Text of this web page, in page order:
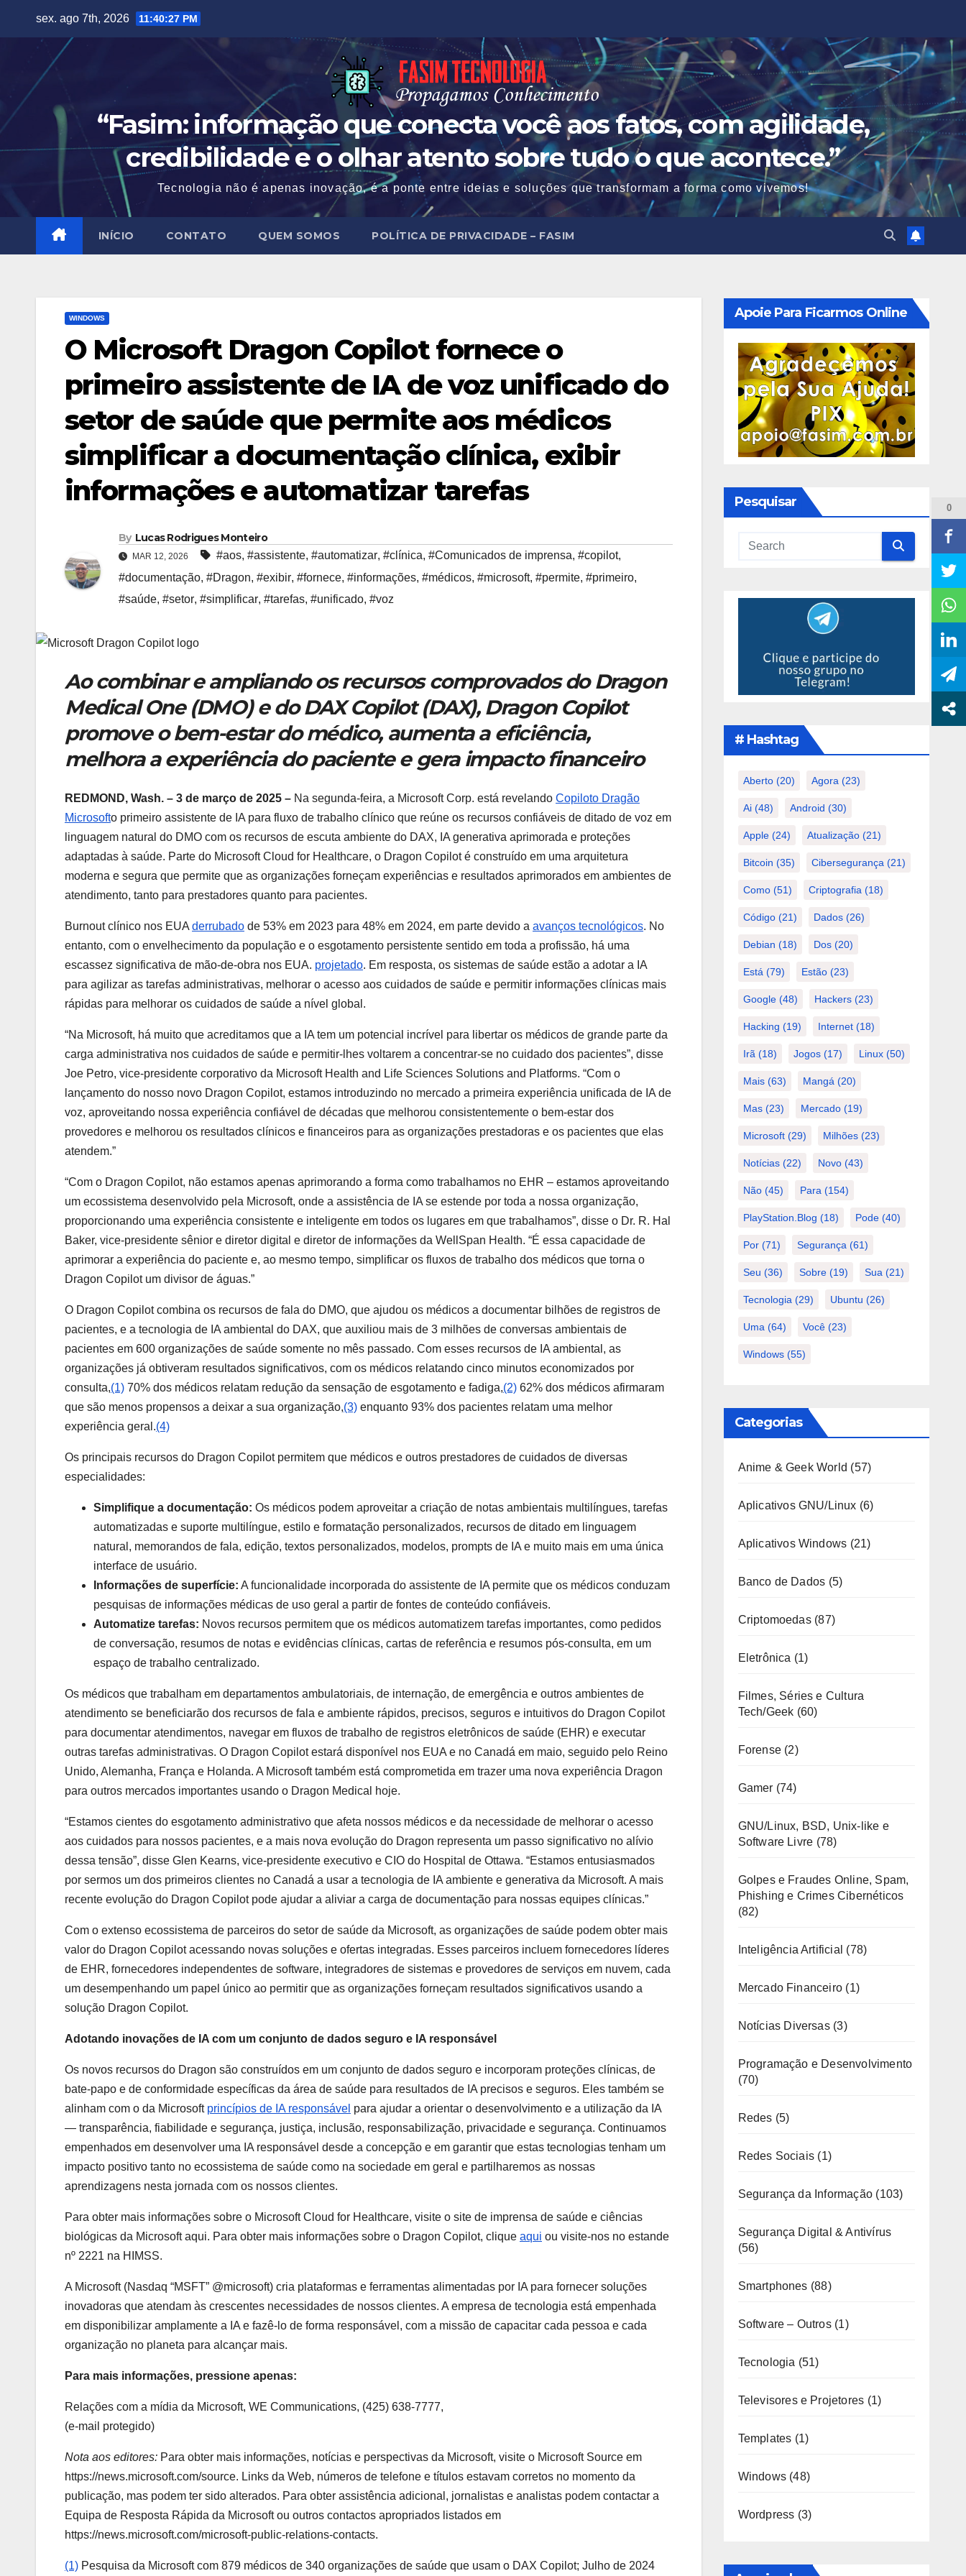
sex. ago 7th, 2026 11:40:28 PM
“Fasim: informação que conecta você aos fatos, com agilidade,
credibilidade e o olhar atento sobre tudo o que acontece.”
Tecnologia não é apenas inovação, é a ponte entre ideias e soluções que transformam a forma como vivemos!
INÍCIO CONTATO QUEM SOMOS POLÍTICA DE PRIVACIDADE – FASIM
WINDOWS
O Microsoft Dragon Copilot fornece o
primeiro assistente de IA de voz unificado do
setor de saúde que permite aos médicos
simplificar a documentação clínica, exibir
informações e automatizar tarefas
By Lucas Rodrigues Monteiro
MAR 12, 2026 #aos, #assistente, #automatizar, #clínica, #Comunicados de imprensa, #copilot,
#documentação, #Dragon, #exibir, #fornece, #informações, #médicos, #microsoft, #permite, #primeiro,
#saúde, #setor, #simplificar, #tarefas, #unificado, #voz
Ao combinare ampliando os recursos comprovados do Dragon
Medical One (DMO) e do DAX Copilot (DAX),Dragon Copilot
promove o bem-estar do médico, aumenta a eficiência,
melhora a experiência do paciente e gera impacto financeiro
REDMOND, Wash. – 3 de março de 2025 – Na segunda-feira, a Microsoft Corp. está revelando Copiloto Dragão
Microsofto primeiro assistente de IA para fluxo de trabalho clínico que reúne os recursos confiáveis ​​de ditado de voz em
linguagem natural do DMO com os recursos de escuta ambiente do DAX, IA generativa aprimorada e proteções
adaptadas à saúde. Parte do Microsoft Cloud for Healthcare, o Dragon Copilot é construído em uma arquitetura
moderna e segura que permite que as organizações forneçam experiências e resultados aprimorados em ambientes de
atendimento, tanto para prestadores quanto para pacientes.
Burnout clínico nos EUA derrubado de 53% em 2023 para 48% em 2024, em parte devido a avanços tecnológicos. No
entanto, com o envelhecimento da população e o esgotamento persistente sentido em toda a profissão, há uma
escassez significativa de mão-de-obra nos EUA. projetado. Em resposta, os sistemas de saúde estão a adotar a IA
para agilizar as tarefas administrativas, melhorar o acesso aos cuidados de saúde e permitir informações clínicas mais
rápidas para melhorar os cuidados de saúde a nível global.
“Na Microsoft, há muito que acreditamos que a IA tem um potencial incrível para libertar os médicos de grande parte da
carga administrativa nos cuidados de saúde e permitir-lhes voltarem a concentrar-se no cuidado dos pacientes”, disse
Joe Petro, vice-presidente corporativo da Microsoft Health and Life Sciences Solutions and Platforms. “Com o
lançamento do nosso novo Dragon Copilot, estamos introduzindo no mercado a primeira experiência unificada de IA de
voz, aproveitando nossa experiência confiável de décadas que melhorou consistentemente o bem-estar dos
provedores e melhorou os resultados clínicos e financeiros para as organizações prestadoras e os pacientes que elas
atendem.”
“Com o Dragon Copilot, não estamos apenas aprimorando a forma como trabalhamos no EHR – estamos aproveitando
um ecossistema desenvolvido pela Microsoft, onde a assistência de IA se estende por toda a nossa organização,
proporcionando uma experiência consistente e inteligente em todos os lugares em que trabalhamos”, disse o Dr. R. Hal
Baker, vice-presidente sênior e diretor digital e diretor de informações da WellSpan Health. “É essa capacidade de
aprimorar a experiência do paciente e, ao mesmo tempo, simplificar os fluxos de trabalho dos médicos que torna o
Dragon Copilot um divisor de águas.”
O Dragon Copilot combina os recursos de fala do DMO, que ajudou os médicos a documentar bilhões de registros de
pacientes, e a tecnologia de IA ambiental do DAX, que auxiliou mais de 3 milhões de conversas ambientais de
pacientes em 600 organizações de saúde somente no mês passado. Com esses recursos de IA ambiental, as
organizações já obtiveram resultados significativos, com os médicos relatando cinco minutos economizados por
consulta,(1) 70% dos médicos relatam redução da sensação de esgotamento e fadiga,(2) 62% dos médicos afirmaram
que são menos propensos a deixar a sua organização,(3) enquanto 93% dos pacientes relatam uma melhor
experiência geral.(4)
Os principais recursos do Dragon Copilot permitem que médicos e outros prestadores de cuidados de diversas
especialidades:
Simplifique a documentação: Os médicos podem aproveitar a criação de notas ambientais multilíngues, tarefas
automatizadas e suporte multilíngue, estilo e formatação personalizados, recursos de ditado em linguagem
natural, memorandos de fala, edição, textos personalizados, modelos, prompts de IA e muito mais em uma única
interface de usuário.
Informações de superfície: A funcionalidade incorporada do assistente de IA permite que os médicos conduzam
pesquisas de informações médicas de uso geral a partir de fontes de conteúdo confiáveis.
Automatize tarefas: Novos recursos permitem que os médicos automatizem tarefas importantes, como pedidos
de conversação, resumos de notas e evidências clínicas, cartas de referência e resumos pós-consulta, em um
espaço de trabalho centralizado.
Os médicos que trabalham em departamentos ambulatoriais, de internação, de emergência e outros ambientes de
atendimento se beneficiarão dos recursos de fala e ambiente rápidos, precisos, seguros e intuitivos do Dragon Copilot
para documentar atendimentos, navegar em fluxos de trabalho de registros eletrônicos de saúde (EHR) e executar
outras tarefas administrativas. O Dragon Copilot estará disponível nos EUA e no Canadá em maio, seguido pelo Reino
Unido, Alemanha, França e Holanda. A Microsoft também está comprometida em trazer uma nova experiência Dragon
para outros mercados importantes usando o Dragon Medical hoje.
“Estamos cientes do esgotamento administrativo que afeta nossos médicos e da necessidade de melhorar o acesso
aos cuidados para nossos pacientes, e a mais nova evolução do Dragon representa um passo significativo no alívio
dessa tensão”, disse Glen Kearns, vice-presidente executivo e CIO do Hospital de Ottawa. “Estamos entusiasmados
por sermos um dos primeiros clientes no Canadá a usar a tecnologia de IA ambiente e generativa da Microsoft. A mais
recente evolução do Dragon Copilot pode ajudar a aliviar a carga de documentação para nossas equipes clínicas.”
Com o extenso ecossistema de parceiros do setor de saúde da Microsoft, as organizações de saúde podem obter mais
valor do Dragon Copilot acessando novas soluções e ofertas integradas. Esses parceiros incluem fornecedores líderes
de EHR, fornecedores independentes de software, integradores de sistemas e provedores de serviços em nuvem, cada
um desempenhando um papel único ao permitir que as organizações forneçam resultados significativos usando a
solução Dragon Copilot.
Adotando inovações de IA com um conjunto de dados seguro e IA responsável
Os novos recursos do Dragon são construídos em um conjunto de dados seguro e incorporam proteções clínicas, de
bate-papo e de conformidade específicas da área de saúde para resultados de IA precisos e seguros. Eles também se
alinham com o da Microsoft princípios de IA responsável para ajudar a orientar o desenvolvimento e a utilização da IA ​​
— transparência, fiabilidade e segurança, justiça, inclusão, responsabilização, privacidade e segurança. Continuamos
empenhados em desenvolver uma IA responsável desde a concepção e em garantir que estas tecnologias tenham um
impacto positivo tanto no ecossistema de saúde como na sociedade em geral e partilharemos as nossas
aprendizagens nesta jornada com os nossos clientes.
Para obter mais informações sobre o Microsoft Cloud for Healthcare, visite o site de imprensa de saúde e ciências
biológicas da Microsoft aqui. Para obter mais informações sobre o Dragon Copilot, clique aqui ou visite-nos no estande
nº 2221 na HIMSS.
A Microsoft (Nasdaq “MSFT” @microsoft) cria plataformas e ferramentas alimentadas por IA para fornecer soluções
inovadoras que atendam às crescentes necessidades de nossos clientes. A empresa de tecnologia está empenhada
em disponibilizar amplamente a IA e fazê-lo de forma responsável, com a missão de capacitar cada pessoa e cada
organização no planeta para alcançar mais.
Para mais informações, pressione apenas:
Relações com a mídia da Microsoft, WE Communications, (425) 638-7777,
(e-mail protegido)
Nota aos editores: Para obter mais informações, notícias e perspectivas da Microsoft, visite o Microsoft Source em
https://news.microsoft.com/source. Links da Web, números de telefone e títulos estavam corretos no momento da
publicação, mas podem ter sido alterados. Para obter assistência adicional, jornalistas e analistas podem contactar a
Equipa de Resposta Rápida da Microsoft ou outros contactos apropriados listados em
https://news.microsoft.com/microsoft-public-relations-contacts.
(1) Pesquisa da Microsoft com 879 médicos de 340 organizações de saúde que usam o DAX Copilot; Julho de 2024
Apoie Para Ficarmos Online
Pesquisar
# Hashtag
Aberto(20) Agora (23)
Ai(48) Android (30)
Apple(24) Atualização(21)
Bitcoin (35) Cibersegurança (21)
Como(51) Criptografia (18)
Código(21) Dados(26)
Debian (18) Dos(20)
Está (79) Estão(23)
Google(48) Hackers(23)
Hacking (19) Internet(18)
Irã (18) Jogos(17) Linux(50)
Mais(63) Mangá (20)
Mas(23) Mercado(19)
Microsoft(29) Milhões(23)
Notícias(22) Novo(43)
Não(45) Para (154)
PlayStation.Blog (18) Pode(40)
Por(71) Segurança (61)
Seu (36) Sobre(19) Sua (21)
Tecnologia (29) Ubuntu (26)
Uma (64) Você(23)
Windows(55)
Categorias
Anime & Geek World (57)
Aplicativos GNU/Linux (6)
Aplicativos Windows (21)
Banco de Dados (5)
Criptomoedas(87)
Eletrônica (1)
Filmes, Séries e Cultura
Tech/Geek (60)
Forense(2)
Gamer (74)
GNU/Linux, BSD, Unix-like e
Software Livre (78)
Golpes e Fraudes Online, Spam,
Phishing e Crimes Cibernéticos
(82)
Inteligência Artificial (78)
Mercado Financeiro (1)
Notícias Diversas(3)
Programação e Desenvolvimento
(70)
Redes (5)
Redes Sociais (1)
Segurança da Informação (103)
Segurança Digital & Antivírus
(56)
Smartphones (88)
Software – Outros(1)
Tecnologia (51)
Televisores e Projetores (1)
Templates (1)
Windows(48)
Wordpress (3)
0